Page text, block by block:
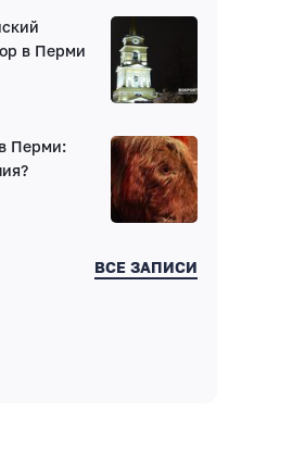
в Перми
Перми:
ВСЕ ЗАПИСИ